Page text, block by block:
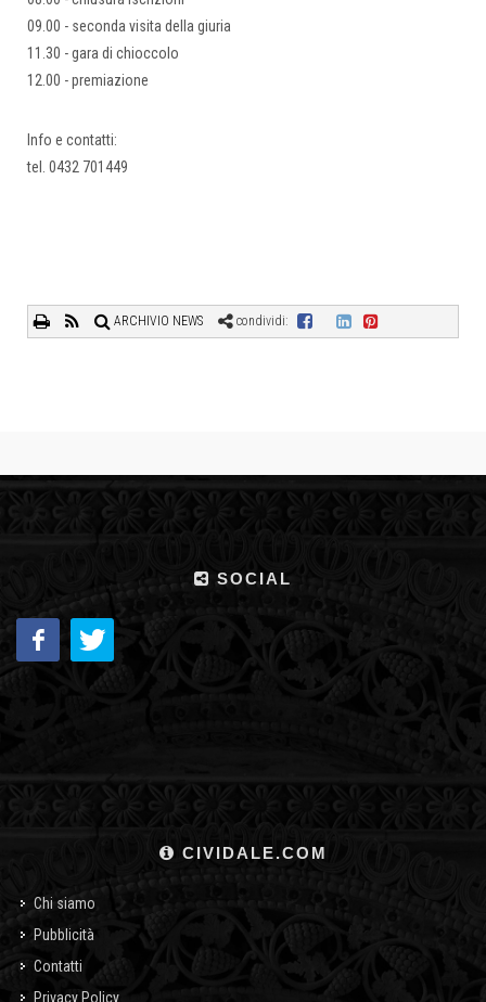
09.00 - seconda visita della giuria
11.30 - gara di chioccolo
12.00 - premiazione
Info e contatti:
tel. 0432 701449
ARCHIVIO NEWS condividi:
SOCIAL
CIVIDALE.COM
Chi siamo
Pubblicità
Contatti
Privacy Policy